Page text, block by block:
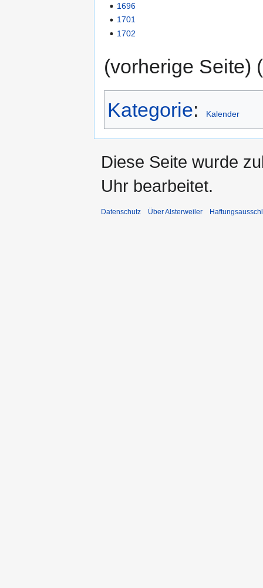
1696
1701
1702
(vorherige Seite) (
Kategorie: Kalender
Diese Seite wurde
Uhr bearbeitet.
Datenschutz Über Alsterweiler